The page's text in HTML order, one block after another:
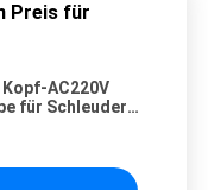
Preis für
AC220V
für Schleuder